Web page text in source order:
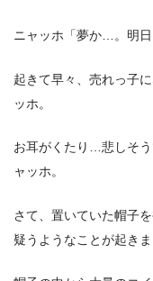
ニャッホ「夢か…。明日
起きて早々、売れっ子
ッホ。
お耳がくたり…悲しそ
ャッホ。
さて、置いていた帽子
疑うようなことが起きま